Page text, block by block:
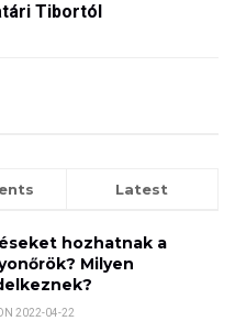
Tibortól
Latest
hozhatnak a
Milyen
2022-04-22